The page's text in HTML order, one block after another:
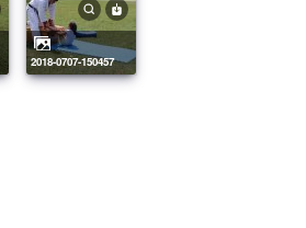
2018-0707-150457